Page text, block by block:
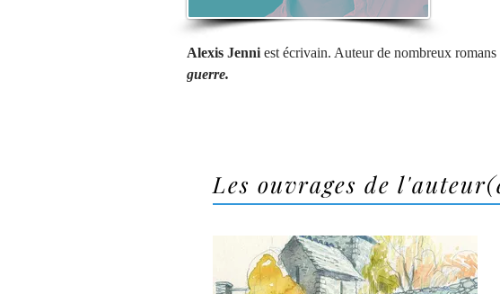
Alexis Jenni est écrivain. Auteur de nombreux
guerre.
Les ouvrages de